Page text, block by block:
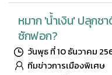
หมาก 'น้ำเงิน' ปลุก
ซักฟอก?
วันพุธ ที่ 10 ธันวาคม
ทีมข่าวการเมืองพิเศษ